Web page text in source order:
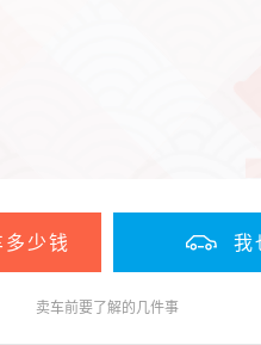
少钱 我
卖车前要了解的几件事